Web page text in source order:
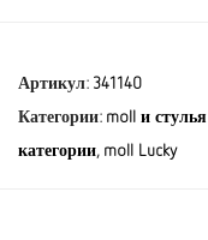
Артикул: 341140
Категории: moll и
категории, moll Lucky